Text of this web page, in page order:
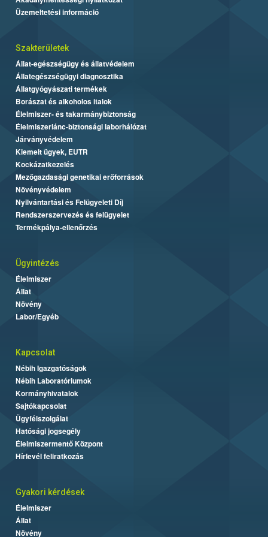
Üzemeltetési információ
Szakterületek
Állat-egészségügy és állatvédelem
Állategészségügyi diagnosztika
Állatgyógyászati termékek
Borászat és alkoholos italok
Élelmiszer- és takarmánybiztonság
Élelmiszerlánc-biztonsági laborhálózat
Járványvédelem
Kiemelt ügyek, EUTR
Kockázatkezelés
Mezőgazdasági genetikai erőforrások
Növényvédelem
Nyilvántartási és Felügyeleti Díj
Rendszerszervezés és felügyelet
Termékpálya-ellenőrzés
Ügyintézés
Élelmiszer
Állat
Növény
Labor/Egyéb
Kapcsolat
Nébih Igazgatóságok
Nébih Laboratóriumok
Kormányhivatalok
Sajtókapcsolat
Ügyfélszolgálat
Hatósági jogsegély
Élelmiszermentő Központ
Hírlevél feliratkozás
Gyakori kérdések
Élelmiszer
Állat
Növény